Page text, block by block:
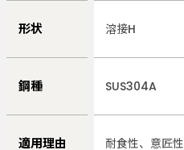
形状 溶接H
鋼種 SUS304A
適用理由 耐食性、意匠性